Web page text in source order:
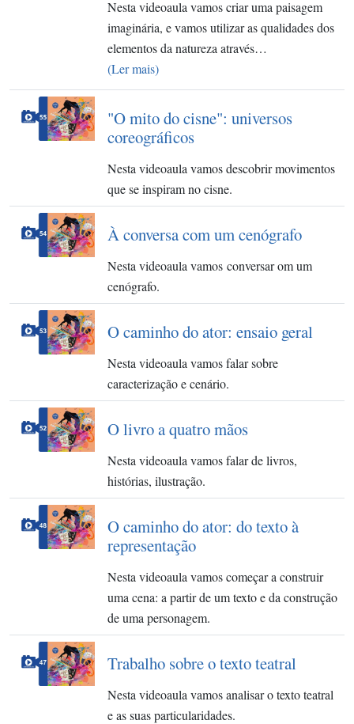
Nesta videoaula vamos criar uma paisagem
imaginária, e vamos utilizar as qualidades dos
elementos da natureza através…
(Ler mais)
"O mito do cisne": universos
coreográficos
Nesta videoaula vamos descobrir movimentos
que se inspiram no cisne.
À conversa com um cenógrafo
Nesta videoaula vamos conversar om um
cenógrafo.
O caminho do ator: ensaio geral
Nesta videoaula vamos falar sobre
caracterização e cenário.
O livro a quatro mãos
Nesta videoaula vamos falar de livros,
histórias, ilustração.
O caminho do ator: do texto à
representação
Nesta videoaula vamos começar a construir
uma cena: a partir de um texto e da construção
de uma personagem.
Trabalho sobre o texto teatral
Nesta videoaula vamos analisar o texto teatral
e as suas particularidades.